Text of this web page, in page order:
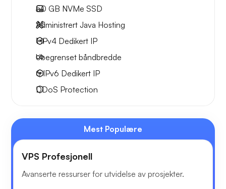
50 GB NVMe SSD
Administrert Java Hosting
1 IPv4 Dedikert IP
Ubegrenset båndbredde
6 IPv6 Dedikert IP
DDoS Protection
Mest Populære
VPS Profesjonell
Avanserte ressurser for utvidelse av prosjekter.